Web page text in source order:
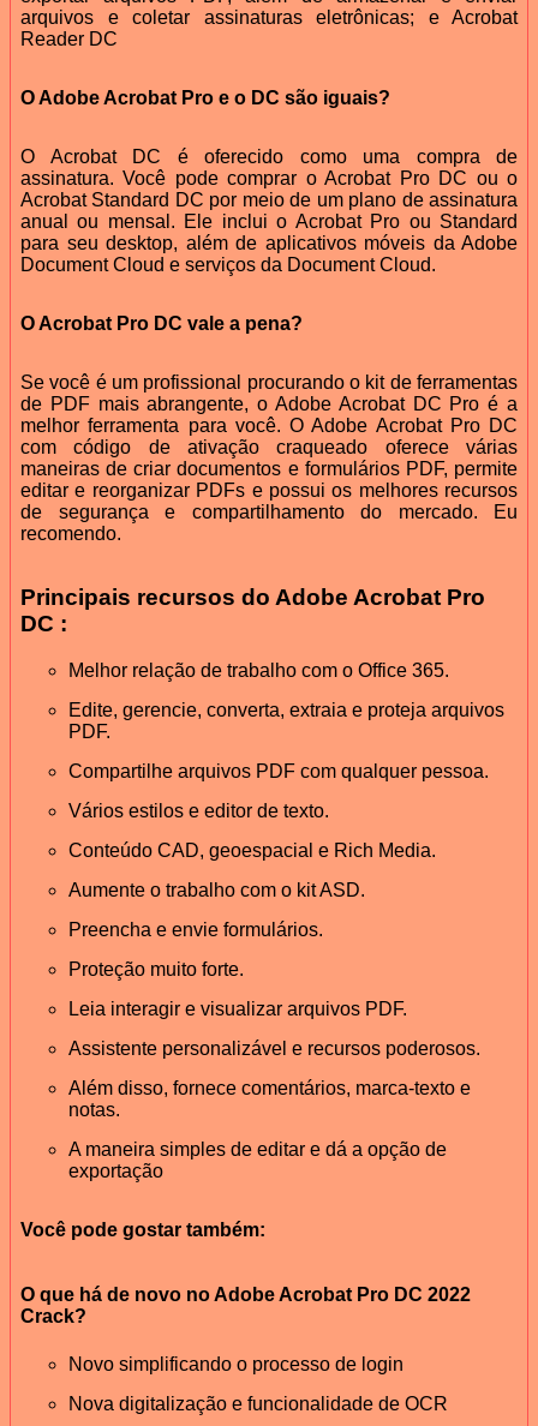
arquivos e coletar assinaturas eletrônicas; e Acrobat
Reader DC
O Adobe Acrobat Pro e o DC são iguais?
O Acrobat DC é oferecido como uma compra de
assinatura. Você pode comprar o Acrobat Pro DC ou o
Acrobat Standard DC por meio de um plano de assinatura
anual ou mensal. Ele inclui o Acrobat Pro ou Standard
para seu desktop, além de aplicativos móveis da Adobe
Document Cloud e serviços da Document Cloud.
O Acrobat Pro DC vale a pena?
Se você é um profissional procurando o kit de ferramentas
de PDF mais abrangente, o Adobe Acrobat DC Pro é a
melhor ferramenta para você. O Adobe Acrobat Pro DC
com código de ativação craqueado oferece várias
maneiras de criar documentos e formulários PDF, permite
editar e reorganizar PDFs e possui os melhores recursos
de segurança e compartilhamento do mercado. Eu
recomendo.
Principais recursos do Adobe Acrobat Pro
DC :
Melhor relação de trabalho com o Office 365.
Edite, gerencie, converta, extraia e proteja arquivos
PDF.
Compartilhe arquivos PDF com qualquer pessoa.
Vários estilos e editor de texto.
Conteúdo CAD, geoespacial e Rich Media.
Aumente o trabalho com o kit ASD.
Preencha e envie formulários.
Proteção muito forte.
Leia interagir e visualizar arquivos PDF.
Assistente personalizável e recursos poderosos.
Além disso, fornece comentários, marca-texto e
notas.
A maneira simples de editar e dá a opção de
exportação
Você pode gostar também:
O que há de novo no Adobe Acrobat Pro DC 2022
Crack?
Novo simplificando o processo de login
Nova digitalização e funcionalidade de OCR